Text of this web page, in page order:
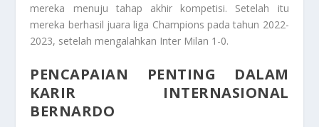
mereka menuju tahap akhir kompetisi. Setelah itu
mereka berhasil juara liga Champions pada tahun 2022-
2023, setelah mengalahkan Inter Milan 1-0.
PENCAPAIAN PENTING DALAM
KARIR INTERNASIONAL
BERNARDO